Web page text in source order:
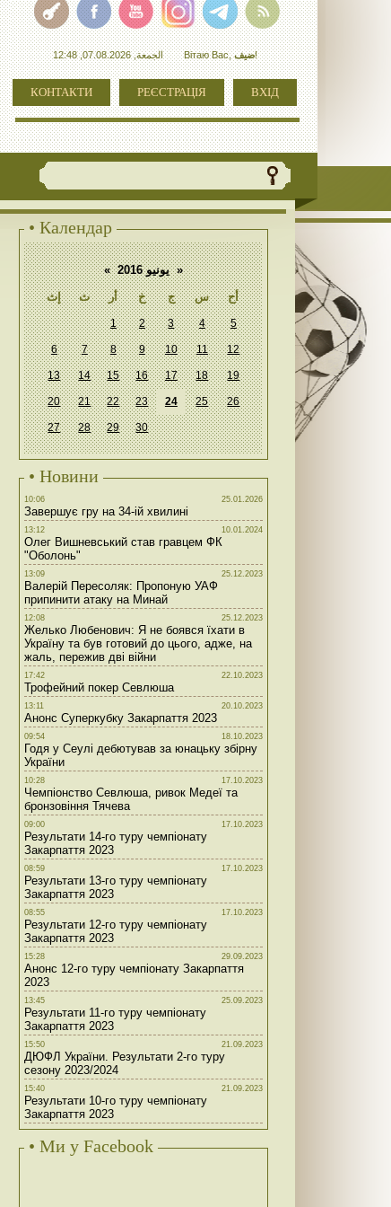
الجمعة, 07.08.2026, 12:48 Вітаю Вас,ضيف!
КОНТАКТИ РЕЄСТРАЦІЯ ВХІД
• Календар
« يونيو 2016 »
إث
ث أر خ ج س أح
1 2 3 4 5
6 7 8 9 10 11 12
13 14 15 16 17 18 19
20 21 22 23 24 25 26
27 28 29 30
• Новини
10:06 25.01.2026
Завершує гру на 34-ій хвилині
13:12 10.01.2024
Олег Вишневський став гравцем ФК
"Оболонь"
13:09 25.12.2023
Валерій Пересоляк: Пропоную УАФ
припинити атаку на Минай
12:08 25.12.2023
Желько Любенович: Я не боявся їхати в
Україну та був готовий до цього, адже, на
жаль, пережив дві війни
17:42 22.10.2023
Трофейний покер Севлюша
13:11 20.10.2023
Анонс Суперкубку Закарпаття 2023
09:54 18.10.2023
Годя у Сеулі дебютував за юнацьку збірну
України
10:28 17.10.2023
Чемпіонство Севлюша, ривок Медеї та
бронзовіння Тячева
09:00 17.10.2023
Результати 14-го туру чемпіонату
Закарпаття 2023
08:59 17.10.2023
Результати 13-го туру чемпіонату
Закарпаття 2023
08:55 17.10.2023
Результати 12-го туру чемпіонату
Закарпаття 2023
15:28 29.09.2023
Анонс 12-го туру чемпіонату Закарпаття
2023
13:45 25.09.2023
Результати 11-го туру чемпіонату
Закарпаття 2023
15:50 21.09.2023
ДЮФЛ України. Результати 2-го туру
сезону 2023/2024
15:40 21.09.2023
Результати 10-го туру чемпіонату
Закарпаття 2023
• Ми у Facebook